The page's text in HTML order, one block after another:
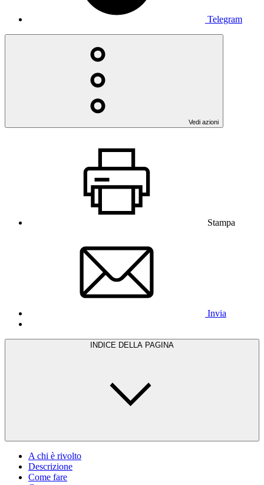
Telegram
Vedi azioni
Stampa
Invia
INDICE DELLA PAGINA
A chi è rivolto
Descrizione
Come fare